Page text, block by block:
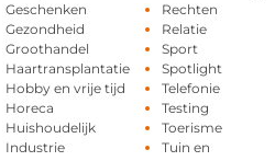
Geschenken
Gezondheid
Groothandel
Haartransplantatie
Hobby en vrije tijd
Horeca
Huishoudelijk
Industrie
Rechten
Relatie
Sport
Spotlight
Telefonie
Testing
Toerisme
Tuin en